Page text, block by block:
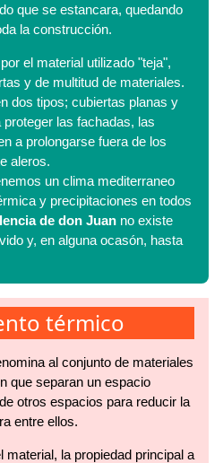
que se estancara, quedando
la construcción.
por el material utilizado "teja",
y de multitud de materiales.
dos tipos; cubiertas planas y
las fachadas, las
a prolongarse fuera de los
aleros.
un clima mediterraneo
y precipitaciones en todos
de don Juan no existe
y, en alguna ocasón, hasta
térmico
al conjunto de materiales
que separan un espacio
otros espacios para reducir la
entre ellos.
material, la propiedad principal a